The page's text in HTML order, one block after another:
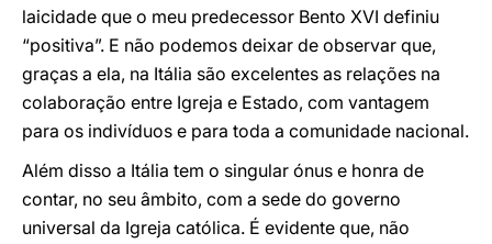
laicidade que o meu predecessor Bento XVI definiu
“positiva”. E não podemos deixar de observar que,
graças a ela, na Itália são excelentes as relações na
colaboração entre Igreja e Estado, com vantagem
para os indivíduos e para toda a comunidade nacional.
Além disso a Itália tem o singular ónus e honra de
contar, no seu âmbito, com a sede do governo
universal da Igreja católica. É evidente que, não